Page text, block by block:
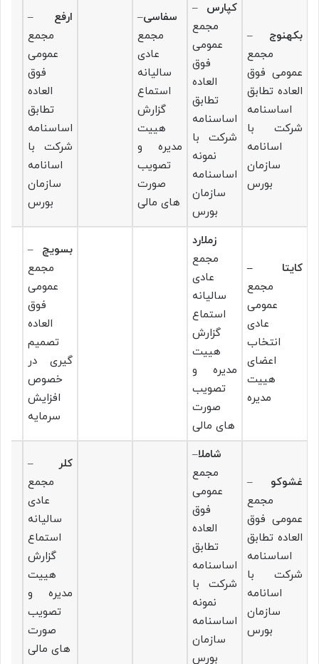
بکهنوج –
مجمع
عمومی فوق
العاده تطابق
اساسنامه
شرکت با
اسانامه
سازمان
بورس
کپارس –
مجمع
عمومی
فوق
العاده
تطابق
اساسنامه
شرکت با
نمونه
اساسنامه
سازمان
بورس
سفاسی–
مجمع
عادی
سالیانه
استماع
گزارش
هییت
مدیره و
تصویب
صورت
های مالی
ارفع –
مجمع
عمومی
فوق
العاده
تطابق
اساسنامه
شرکت با
اسانامه
سازمان
بورس
کایتا –
مجمع
عمومی
عادی
انتخاب
اعضای
هییت
مدیره
زملارد
مجمع
عادی
سالیانه
استماع
گزارش
هییت
مدیره و
تصویب
صورت
های مالی
بسویچ –
مجمع
عمومی
فوق
العاده
تصمیم
گیری در
خصوص
افزایش
سرمایه
غشوکو –
مجمع
عمومی فوق
العاده تطابق
اساسنامه
شرکت با
اسانامه
سازمان
بورس
شاملا–
مجمع
عمومی
فوق
العاده
تطابق
اساسنامه
شرکت با
نمونه
اساسنامه
سازمان
بورس
کلر –
مجمع
عادی
سالیانه
استماع
گزارش
هییت
مدیره و
تصویب
صورت
های مالی